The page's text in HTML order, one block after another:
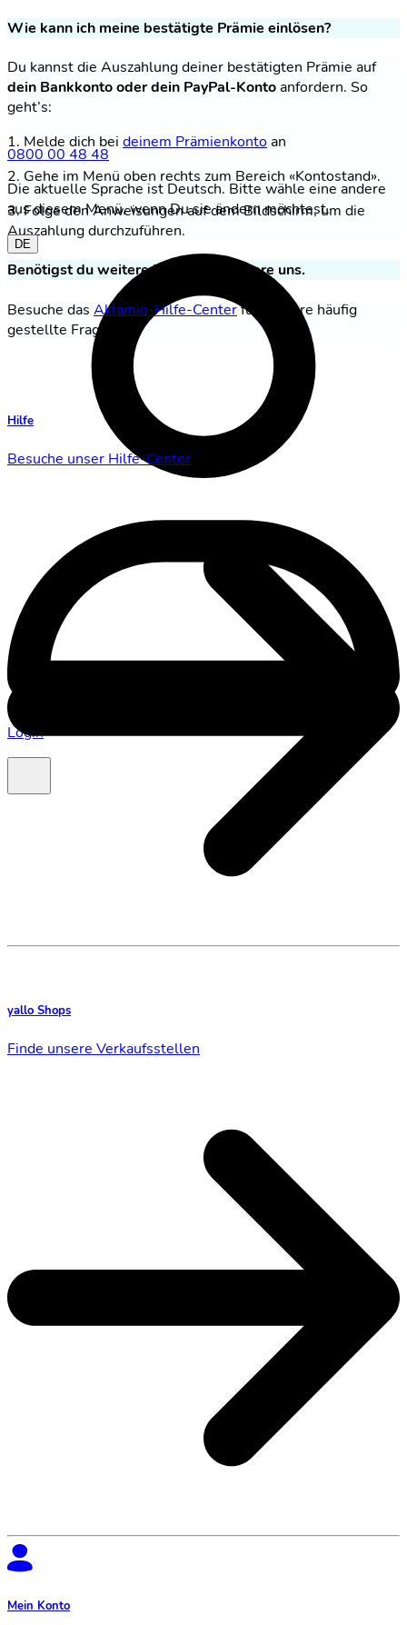
0800 00 48 48
Die aktuelle Sprache ist Deutsch. Bitte wähle eine andere
aus diesem Menü, wenn Du sie ändern möchtest.
DE
Login
Wie kann ich meine bestätigte Prämie einlösen?
Du kannst die Auszahlung deiner bestätigten Prämie auf
dein Bankkonto oder dein PayPal-Kontoanfordern. So
geht’s:
1. Melde dich bei deinem Prämienkontoan
2. Gehe im Menü oben rechts zum Bereich «Kontostand».
3. Folge den Anweisungen auf dem Bildschirm, um die
Auszahlung durchzuführen.
Benötigst du weitere Hilfe? Kontaktiere uns.
Besuche das Aklamio-Hilfe-Centerfür weitere häufig
gestellte Fragen.
Hilfe
Besuche unser Hilfe-Center
yallo Shops
Finde unsere Verkaufsstellen
Mein Konto